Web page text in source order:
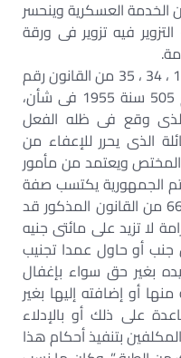
66 من قانون الخدمة العسكرية وينحسر
224 عقوبات – التزوير فيه تزوير فى ورقة
مفاد نصوص المواد 7 ، 16 ، 17 ، 19 ، 34 ، 35 من القانون رقم
9 سنة 1958 المعدل للقانون رقم 505 سنة 1955 فى شأن،
وقع فى ظله الفعل
الذى يحرر للإعفاء من
ويعتمد من مأمور
الجمهورية يكتسب صفة
الأوراق الرسمية، وإذ كانت المادة 66 من القانون المذكور قد
لا تزيد على مائتى جنيه
جنب أو حاول عمدا تجنيب
بغير حق سواء بإغفال
أو إضافته إليها بغير
على ذلك أو بالإدلاء
بتنفيذ أحكام هذا